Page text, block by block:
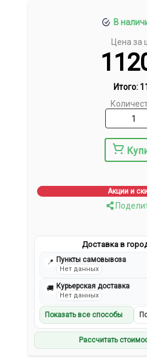
В
Цена за
Итого:
Акции и
Доставка в
📍 Пункты самовывоза
Нет данных
🚚 Курьерская доставка
Нет данных
Показать все способы
Рассчитать